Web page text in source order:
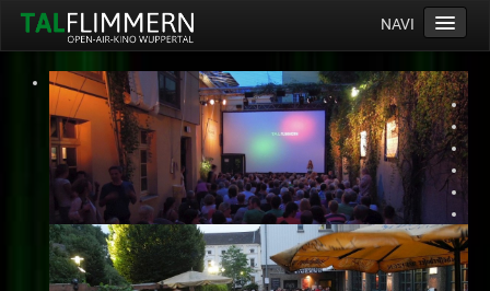
NAVI
Home
Programm
Service
Ticketinfos
Ort
Anreise